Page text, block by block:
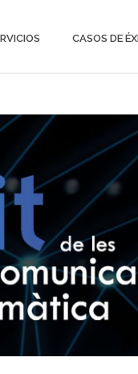
CASOS DE